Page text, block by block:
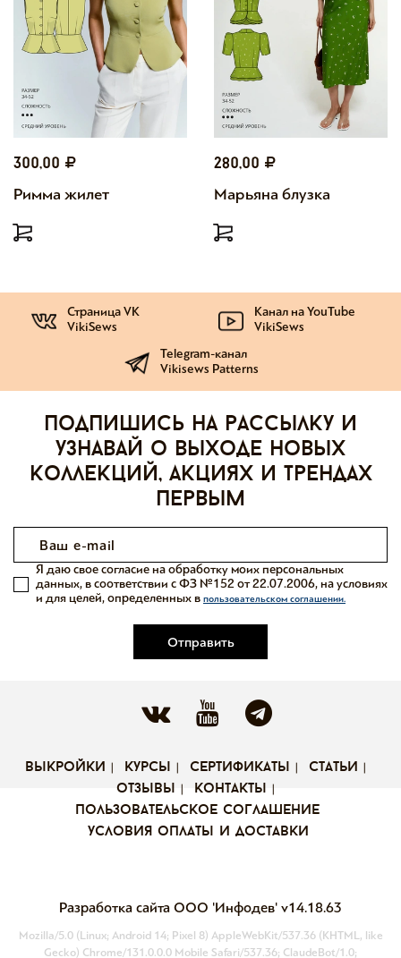
300,00
Римма жилет
280,00
Марьяна блузка
Страница VK
VikiSews
Канал на YouTube
VikiSews
Telegram-канал
Vikisews Patterns
Подпишись на рассылку и
узнавай о выходе новых
коллекций, акциях и трендах
первым
Отправить
Я даю свое согласие на обработку моих персональных
данных, в соответствии с ФЗ №152 от 22.07.2006, на условиях
и для целей, определенных в пользовательском соглашении.
выкройки курсы сертификаты
статьи
отзывы
контакты
пользовательское соглашение
условия оплаты и доставки
Разработка сайта ООО 'Инфодев' v14.18.63
Mozilla/5.0 (Linux; Android 14; Pixel 8) AppleWebKit/537.36 (KHTML, like
Gecko) Chrome/131.0.0.0 Mobile Safari/537.36; ClaudeBot/1.0;